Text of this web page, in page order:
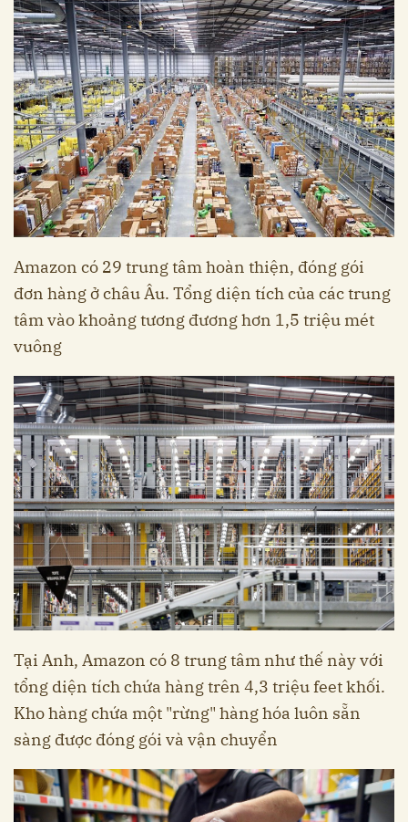
Amazon có 29 trung tâm hoàn thiện, đóng gói
đơn hàng ở châu Âu. Tổng diện tích của các trung
tâm vào khoảng tương đương hơn 1,5 triệu mét
vuông
Tại Anh, Amazon có 8 trung tâm như thế này với
tổng diện tích chứa hàng trên 4,3 triệu feet khối.
Kho hàng chứa một "rừng" hàng hóa luôn sẵn
sàng được đóng gói và vận chuyển